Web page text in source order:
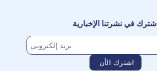
اشترك في نشرتنا الإخبارية